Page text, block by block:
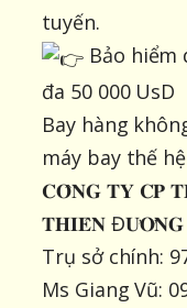
tuyến.
Bảo
đa 50 000 UsD
Bay hàng
máy bay thế
𝐂𝐎̂𝐍𝐆 𝐓𝐘 𝐂𝐏
𝐓𝐇𝐈𝐄̂𝐍
Trụ sở chính:
Ms Giang Vũ: